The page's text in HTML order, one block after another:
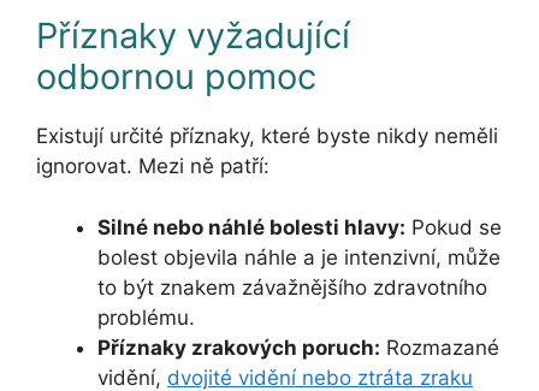
Příznaky vyžadující
odbornou pomoc
Existují určité příznaky, které byste nikdy neměli
ignorovat. Mezi ně patří:
Silné nebo náhlé bolesti hlavy: Pokud se
bolest objevila náhle a je intenzivní, může
to být znakem závažnějšího zdravotního
problému.
Příznaky zrakových poruch: Rozmazané
vidění, dvojité vidění nebo ztráta zraku